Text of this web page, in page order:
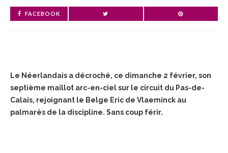
FACEBOOK
Le Néerlandais a décroché, ce dimanche 2 février, son
septième maillot arc-en-ciel sur le circuit du Pas-de-
Calais, rejoignant le Belge Eric de Vlaeminck au
palmarès de la discipline. Sans coup férir.